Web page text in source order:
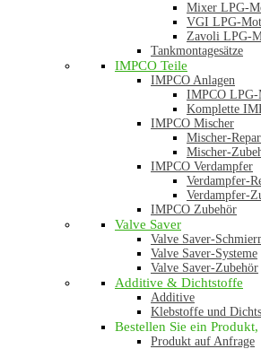
Mixer LPG-
VGI LPG-
Zavoli LPG-
Tankmontagesätze
IMPCO Teile
IMPCO Anlagen
IMPCO LPG-
Komplette
IMPCO Mischer
Mischer-
Mischer-
IMPCO Verdampfer
Verdampfer-
Verdampfer-
IMPCO Zubehör
Valve Saver
Valve Saver-
Valve Saver-Systeme
Valve Saver-Zubehör
Additive & Dichtstoffe
Additive
Klebstoffe und
Bestellen Sie ein
Produkt auf Anfrage